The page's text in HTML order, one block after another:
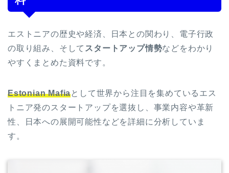
エストニアの歴史や経済、日本との関わり、電子行政
の取り組み、そして スタートアップ情勢などをわかり
やすくまとめた資料です。
Estonian Mafiaとして世界から注目を集めているエス
トニア発のスタートアップを選抜し、事業内容や革新
性、日本への展開可能性などを詳細に分析していま
す。